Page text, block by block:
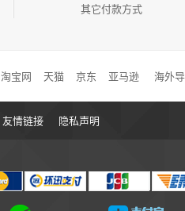
其它付款方式
淘宝网 天猫 京东 亚马逊 海外
友情链接 隐私声明